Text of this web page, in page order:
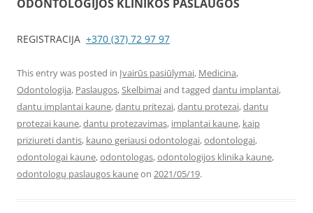
ODONTOLOGIJOS KLINIKOS PASLAUGOS
REGISTRACIJA +370 (37) 72 97 97
This entry was posted in Įvairūs pasiūlymai, Medicina,
Odontologija, Paslaugos,Skelbimaiand tagged dantu implantai,
dantu implantai kaune,dantu pritezai,dantu protezai,dantu
protezai kaune,dantu protezavimas, implantai kaune, kaip
priziureti dantis, kauno geriausi odontologai,odontologai,
odontologai kaune,odontologas,odontologijos klinika kaune,
odontologų paslaugos kauneon 2021/05/19.